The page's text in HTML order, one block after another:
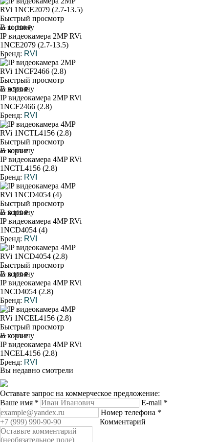
Быстрый просмотр
В корзину
от 11 300 ₽
IP видеокамера 2MP RVi
1NCE2079 (2.7-13.5)
Бренд: RVI
Быстрый просмотр
В корзину
от 9 500 ₽
IP видеокамера 2MP RVi
1NCF2466 (2.8)
Бренд: RVI
Быстрый просмотр
В корзину
от 8 300 ₽
IP видеокамера 4MP RVi
1NCTL4156 (2.8)
Бренд: RVI
Быстрый просмотр
В корзину
от 8 100 ₽
IP видеокамера 4MP RVi
1NCD4054 (4)
Бренд: RVI
Быстрый просмотр
В корзину
от 8 100 ₽
IP видеокамера 4MP RVi
1NCD4054 (2.8)
Бренд: RVI
Быстрый просмотр
В корзину
от 7 700 ₽
IP видеокамера 4MP RVi
1NCEL4156 (2.8)
Бренд: RVI
Вы недавно смотрели
Оставьте запрос на коммерческое предложение:
Ваше имя * E-mail *
Номер телефона *
Комментарий